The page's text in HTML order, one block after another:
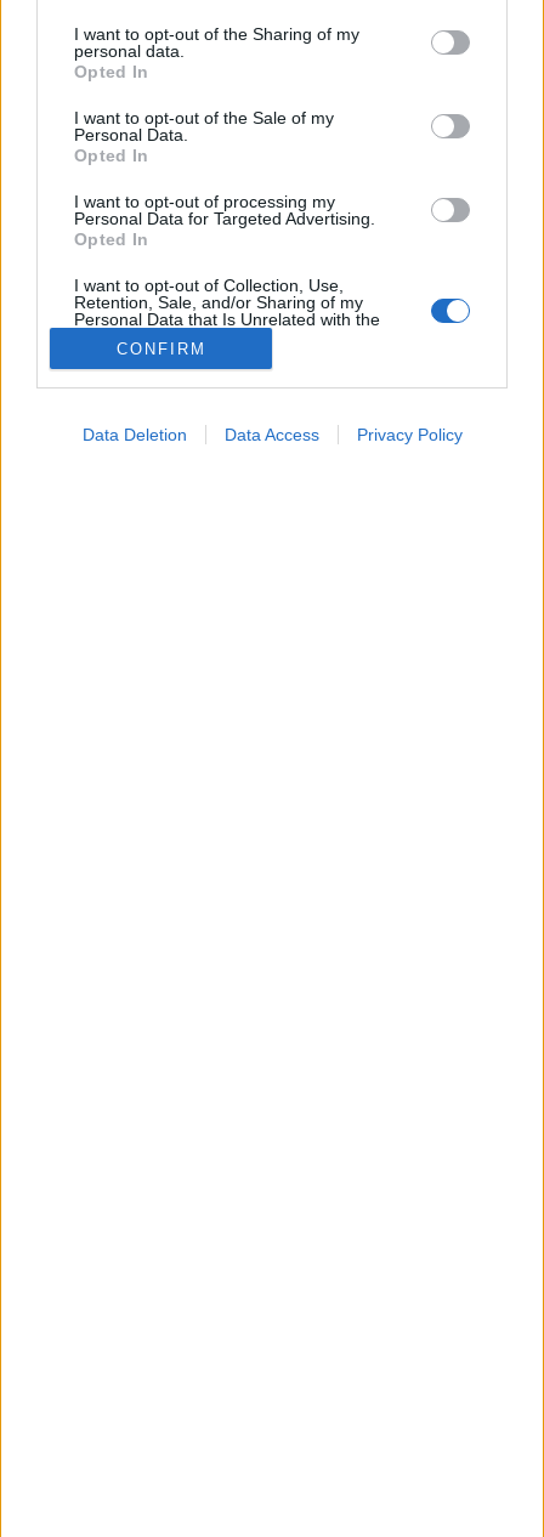
not limited to your visit or usage behaviour. You may click to
grant or deny consent to Google and its third-party tags to
use your data for below specified purposes in below Google
consent section.
I want to opt-out of the Sharing of my
personal data.
Opted In
I want to opt-out of the Sale of my
Personal Data.
Opted In
I want to opt-out of processing my
Personal Data for Targeted Advertising.
Opted In
I want to opt-out of Collection, Use,
Retention, Sale, and/or Sharing of my
Personal Data that Is Unrelated with the
Purposes for which it was collected.
Opted Out
CONFIRM
Data Deletion Data Access Privacy Policy